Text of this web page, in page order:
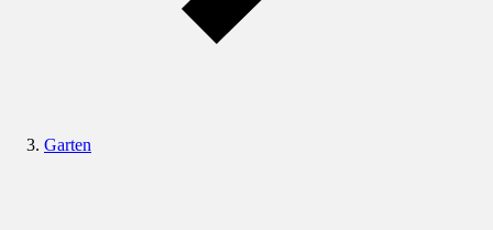
Garten